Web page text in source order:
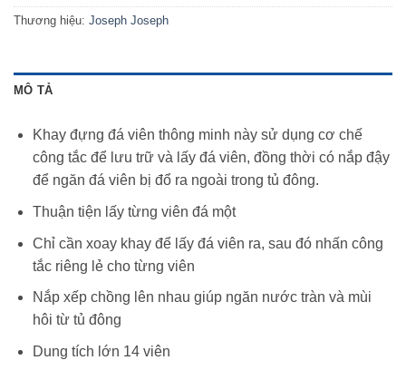
Thương hiệu: Joseph Joseph
MÔ TẢ
Khay đựng đá viên thông minh này sử dụng cơ chế
công tắc để lưu trữ và lấy đá viên, đồng thời có nắp đậy
để ngăn đá viên bị đổ ra ngoài trong tủ đông.
Thuận tiện lấy từng viên đá một
Chỉ cần xoay khay để lấy đá viên ra, sau đó nhấn công
tắc riêng lẻ cho từng viên
Nắp xếp chồng lên nhau giúp ngăn nước tràn và mùi
hôi từ tủ đông
Dung tích lớn 14 viên